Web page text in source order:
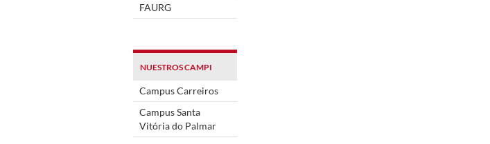
FAURG
NUESTROS CAMPI
Campus Carreiros
Campus Santa
Vitória do Palmar